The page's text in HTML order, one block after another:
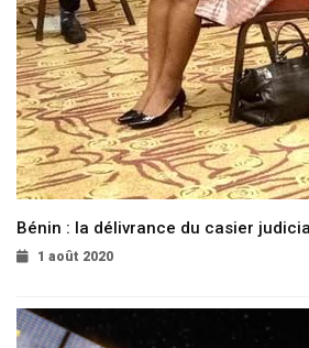
Bénin : la délivrance du casier
1 août 2020